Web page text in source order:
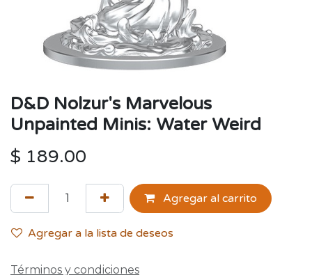
D&D Nolzur's Marvelous
Unpainted Minis: Water Weird
$ 189.00
Agregar al carrito
Agregar a la lista de deseos
Términos y condiciones